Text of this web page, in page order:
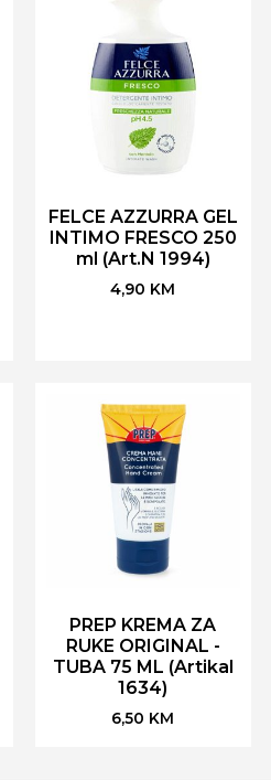
FELCE AZZURRA GEL
INTIMO FRESCO 250
ml (Art.N 1994)
4,90 KM
PREP KREMA ZA
RUKE ORIGINAL -
TUBA 75 ML (Artikal
1634)
6,50 KM